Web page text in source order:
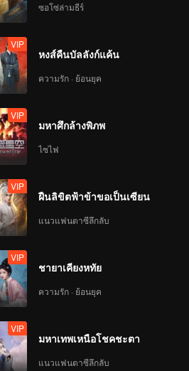
ซอโซ่ล่ามธีร์
VIP
หงส์คืนบัลลังก์แค้น
ความรัก · ย้อนยุค
VIP
มหาศึกล้างพิภพ
ไซไฟ
VIP
ฝืนลิขิตฟ้าข้าขอเป็นเซียน
แนวแฟนตาซีลึกลับ
VIP
ชายาเคียงหทัย
ความรัก · ย้อนยุค
VIP
มหาเทพเหนือโชคชะตา
แนวแฟนตาซีลึกลับ